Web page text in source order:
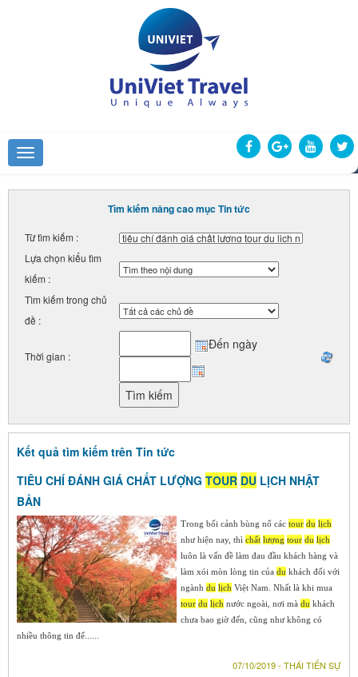
Tìm kiếm nâng cao mục Tin tức
Từ tìm kiếm :
Lựa chọn kiểu tìm
kiếm :
Tìm kiếm trong chủ
đề :
Thời gian :
Đến ngày
Kết quả tìm kiếm trên Tin tức
TIÊU CHÍ ĐÁNH GIÁ CHẤT LƯỢNG TOUR DU LỊCH NHẬT
BẢN
Trong bối cảnh bùng nổ các tour du lịch
như hiện nay, thì chất lượng tour du lịch
luôn là vấn đề làm đau đầu khách hàng và
làm xói mòn lòng tin của du khách đối với
ngành du lịch Việt Nam. Nhất là khi mua
tour du lịch nước ngoài, nơi mà du khách
chưa bao giờ đến, cũng như không có
nhiều thông tin để......
07/10/2019 - THÁI TIẾN SỰ